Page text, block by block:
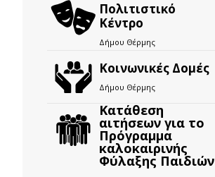
Πολιτιστικό
Κέντρο
Δήμου Θέρμης
Κοινωνικές Δομές
Δήμου Θέρμης
Κατάθεση
αιτήσεων για το
Πρόγραμμα
καλοκαιρινής
Φύλαξης Παιδιών